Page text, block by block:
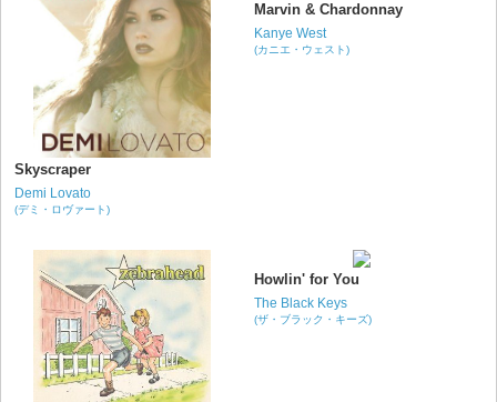
Skyscraper
Demi Lovato
(デミ・ロヴァート)
Marvin & Chardonnay
Kanye West
(カニエ・ウェスト)
Howlin' for You
The Black Keys
(ザ・ブラック・キーズ)